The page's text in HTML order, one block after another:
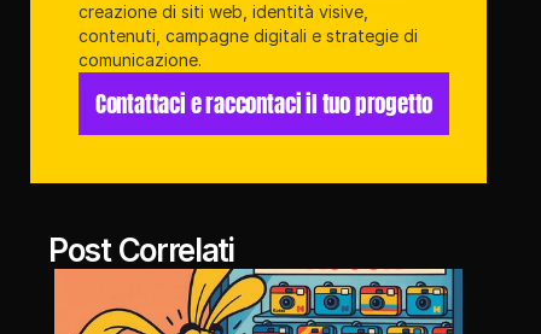
creazione di siti web, identità visive,
contenuti, campagne digitali e strategie di
comunicazione.
Contattaci e raccontaci il tuo progetto
Post Correlati